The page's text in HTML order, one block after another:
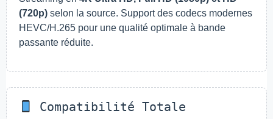
(720p) selon la source. Support des codecs modernes
HEVC/H.265 pour une qualité optimale à bande
passante réduite.
Compatibilité Totale